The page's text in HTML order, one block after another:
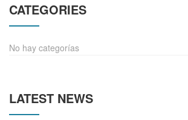
CATEGORIES
No hay categorías
LATEST NEWS